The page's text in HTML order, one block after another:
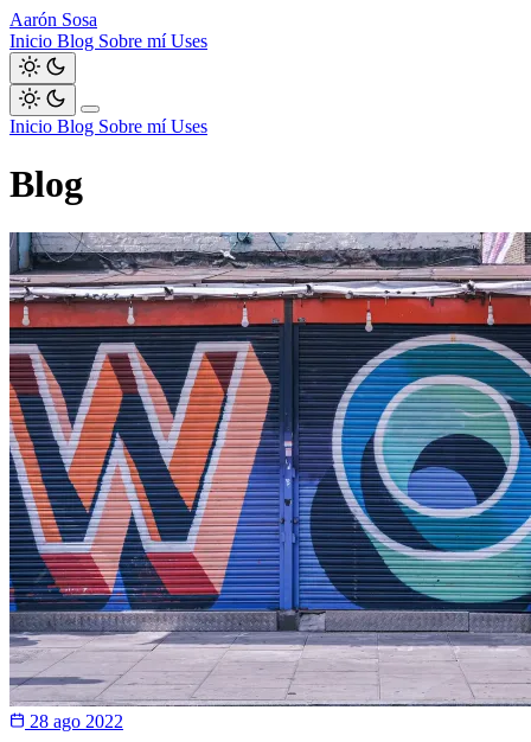
Aarón Sosa
Inicio Blog Sobre míUses
Inicio Blog Sobre míUses
Blog
28 ago 2022